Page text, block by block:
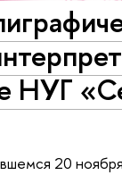
НУГ
20